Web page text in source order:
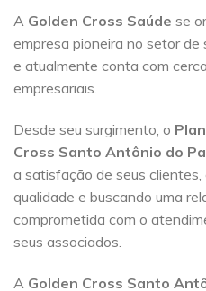
A Golden Cross Saúde se
empresa pioneira no setor de
e atualmente conta com
empresariais.
Desde seu surgimento, o
Cross Santo Antônio do
a satisfação de seus
qualidade e buscando uma
comprometida com o
seus associados.
A Golden Cross Santo